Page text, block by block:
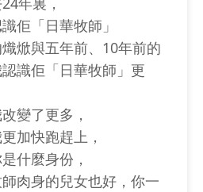
佢「日華牧師」
焮與五年前、10年前的
識佢「日華牧師」更
變了更多，
加快跑趕上，
什麼身份，
肉身的兒女也好，你一